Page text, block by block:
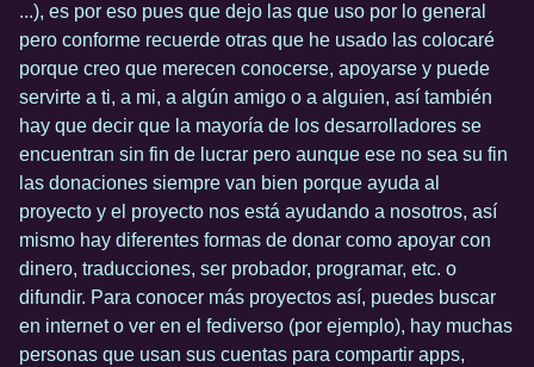
...), es por eso pues que dejo las que uso por lo general
pero conforme recuerde otras que he usado las colocaré
porque creo que merecen conocerse, apoyarse y puede
servirte a ti, a mi, a algún amigo o a alguien, así también
hay que decir que la mayoría de los desarrolladores se
encuentran sin fin de lucrar pero aunque ese no sea su fin
las donaciones siempre van bien porque ayuda al
proyecto y el proyecto nos está ayudando a nosotros, así
mismo hay diferentes formas de donar como apoyar con
dinero, traducciones, ser probador, programar, etc. o
difundir. Para conocer más proyectos así, puedes buscar
en internet o ver en el fediverso (por ejemplo), hay muchas
personas que usan sus cuentas para compartir apps,